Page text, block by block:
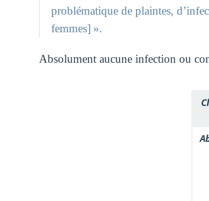
problématique de plaintes,
femmes] ».
Absolument aucune infection ou